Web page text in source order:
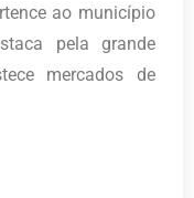
ao município
pela grande
mercados de